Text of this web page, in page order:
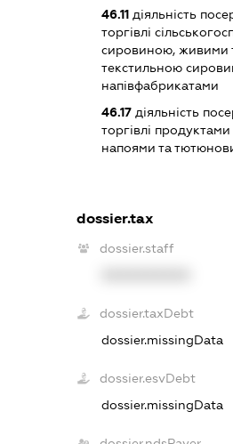
46.11діяльність
торгівлі
сировиною, живими
текстильною
напівфабрикатами
46.17діяльність
торгівлі
напоями та
dossier.tax
dossier.staff
dossier.taxDebt
dossier.missingData
dossier.esvDebt
dossier.missingData